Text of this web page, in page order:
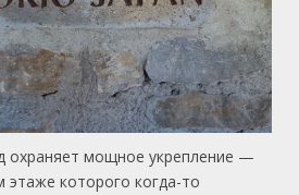
охраняет мощное укрепление —
этаже которого когда-то